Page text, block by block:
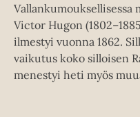
a
a
u
u
t
Vallankumouksellisessa
Victor Hugon
ilmestyi vuonna 1862.
vaikutus koko silloisen
menestyi heti myös